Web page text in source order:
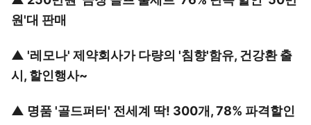
원'대 판매
▲ '레모나' 제약회사가 다량의 '침향'함유, 건강환 출
시, 할인행사~
▲ 명품 '골드퍼터' 전세계 딱! 300개, 78% 파격할인